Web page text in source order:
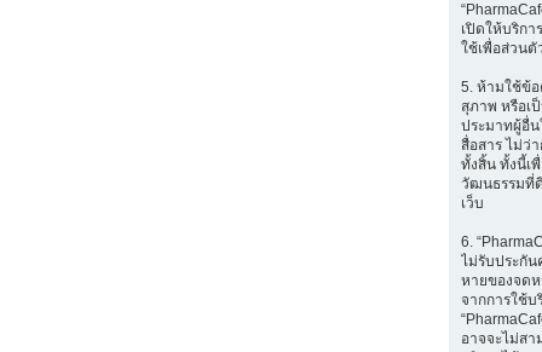
เปิดให้บริกา
ใช้เพื่อส่วนตั
5. ห้ามใช้ข้
สุภาพ หรือเ
ประมาทผู้อื่น
สื่อสาร ไม่ว่
ทั้งสิ้น ทั้งนี้เ
วัฒนธรรมที่
เว็บ
6.
ไม่รับประกัน
หายของจด
จากการใช้บ
อาจจะไม่สา